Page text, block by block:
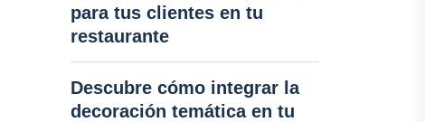
para tus clientes en tu
restaurante
Descubre cómo integrar la
decoración temática en tu